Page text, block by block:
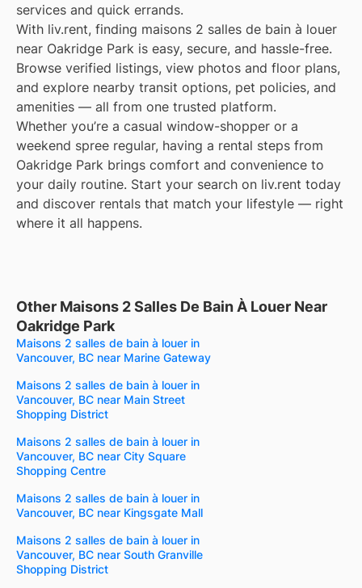
services and quick errands.
With liv.rent, finding maisons 2 salles de bain à louer
near Oakridge Park is easy, secure, and hassle-free.
Browse verified listings, view photos and floor plans,
and explore nearby transit options, pet policies, and
amenities — all from one trusted platform.
Whether you’re a casual window-shopper or a
weekend spree regular, having a rental steps from
Oakridge Park brings comfort and convenience to
your daily routine. Start your search on liv.rent today
and discover rentals that match your lifestyle — right
where it all happens.
Other Maisons 2 Salles De Bain À Louer Near
Oakridge Park
Maisons 2 salles de bain à louer in
Vancouver, BC near Marine Gateway
Maisons 2 salles de bain à louer in
Vancouver, BC near Main Street
Shopping District
Maisons 2 salles de bain à louer in
Vancouver, BC near City Square
Shopping Centre
Maisons 2 salles de bain à louer in
Vancouver, BC near Kingsgate Mall
Maisons 2 salles de bain à louer in
Vancouver, BC near South Granville
Shopping District